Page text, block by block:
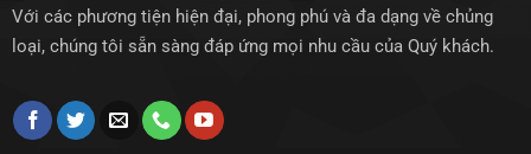
Với các phương tiện hiện đại, phong phú và đa dạng về chủng
loại, chúng tôi sẵn sàng đáp ứng mọi nhu cầu của Quý khách.